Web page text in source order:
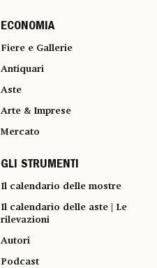
ECONOMIA
Fiere e Gallerie
Antiquari
Aste
Arte & Imprese
Mercato
GLI STRUMENTI
Il calendario delle mostre
Il calendario delle aste | Le
rilevazioni
Autori
Podcast